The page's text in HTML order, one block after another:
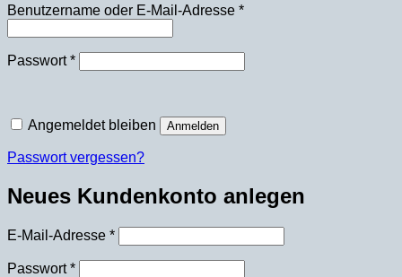
Benutzername oder E-Mail-Adresse *Erforderlich
Passwort*Erforderlich
Angemeldet bleiben Anmelden
Passwort vergessen?
Neues Kundenkonto anlegen
E-Mail-Adresse *Erforderlich
Passwort*Erforderlich